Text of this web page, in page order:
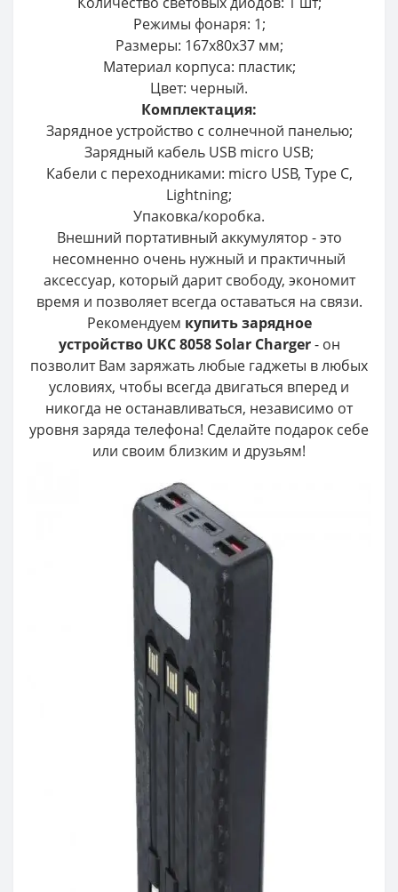
Режимы фонаря: 1;
Размеры: 167х80х37 мм;
Материал корпуса: пластик;
Цвет: черный.
Комплектация:
Зарядное устройство с солнечной панелью;
Зарядный кабель USB micro USB;
Кабели с переходниками: micro USB, Type C,
Lightning;
Упаковка/коробка.
Внешний портативный аккумулятор - это
несомненно очень нужный и практичный
аксессуар, который дарит свободу, экономит
время и позволяет всегда оставаться на связи.
Рекомендуем купить зарядное
устройство UKC 8058 Solar Charger- он
позволит Вам заряжать любые гаджеты в любых
условиях, чтобы всегда двигаться вперед и
никогда не останавливаться, независимо от
уровня заряда телефона! Сделайте подарок себе
или своим близким и друзьям!